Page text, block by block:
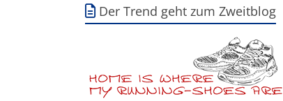
Der Trend geht zum Zweitblog